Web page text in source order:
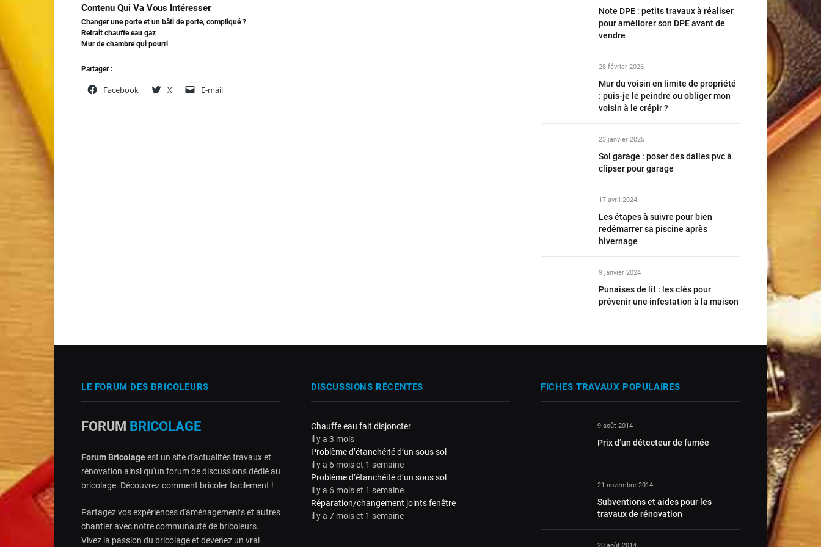
Contenu Qui Va Vous Intéresser
Changer une porte et un bâti de porte, compliqué ?
Retrait chauffe eau gaz
Mur de chambre qui pourri
Partager :
Facebook X E-mail
Note DPE : petits travaux à réaliser
pour améliorer son DPE avant de
vendre
28 février 2026
Mur du voisin en limite de propriété
: puis-je le peindre ou obliger mon
voisin à le crépir ?
23 janvier 2025
Sol garage : poser des dalles pvc à
clipser pour garage
17 avril 2024
Les étapes à suivre pour bien
redémarrer sa piscine après
hivernage
9 janvier 2024
Punaises de lit : les clés pour
prévenir une infestation à la maison
LE FORUM DES BRICOLEURS
FORUM BRICOLAGE
Forum Bricolageest un site d'actualités travaux et
rénovation ainsi qu'un forum de discussions dédié au
bricolage. Découvrez comment bricoler facilement !
Partagez vos expériences d'aménagements et autres
chantier avec notre communauté de bricoleurs.
Vivez la passion du bricolage et devenez un vrai
DISCUSSIONS RÉCENTES
Chauffe eau fait disjoncter
il y a 3 mois
Problème d’étanchéité d’un sous sol
il y a 6 mois et 1 semaine
Problème d’étanchéité d’un sous sol
il y a 6 mois et 1 semaine
Réparation/changement joints fenêtre
il y a 7 mois et 1 semaine
FICHES TRAVAUX POPULAIRES
9 août 2014
Prix d’un détecteur de fumée
21 novembre 2014
Subventions et aides pour les
travaux de rénovation